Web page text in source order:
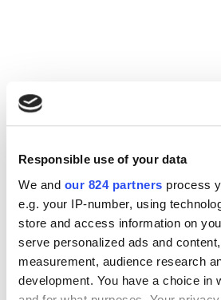
Responsible use of your data
We and our 824 partners process
e.g. your IP-number, using
store and access information on
serve personalized ads and
measurement, audience research
development. You have a choice in